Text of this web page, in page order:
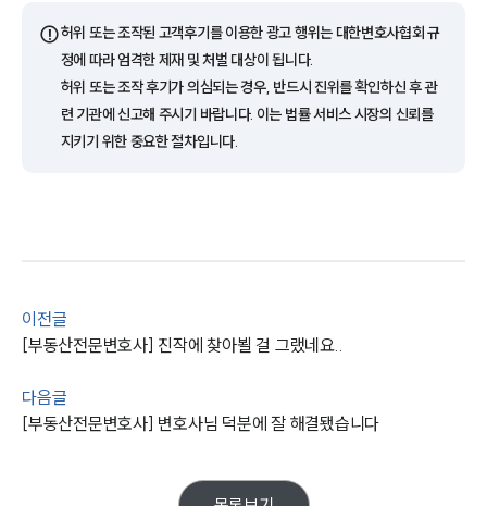
업무사례
주요 업무사례
사례분석/최신동향
법률정보
부동산전문변호사
⚠️허위 또는 조작된 고객후기를 이용한 광고 행위는 대한변호사협회 규
정에 따라 엄격한 제재 및 처벌 대상이 됩니다.
허위 또는 조작 후기가 의심되는 경우, 반드시 진위를 확인하신 후 관
련 기관에 신고해 주시기 바랍니다. 이는 법률 서비스 시장의 신뢰를
지키기 위한 중요한 절차입니다.
이전글
[부동산전문변호사] 진작에 찾아뵐 걸 그랬네요..
다음글
[부동산전문변호사] 변호사님 덕분에 잘 해결됐습니다